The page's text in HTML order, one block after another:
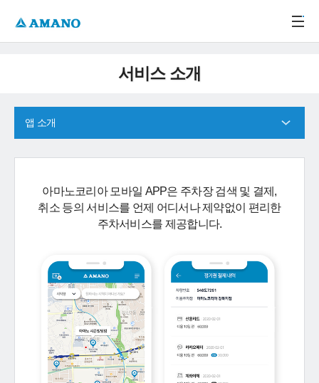
서비스 소개
앱 소개
아마노코리아 모바일 APP은 주차장 검색 및 결제,
취소 등의 서비스를 언제 어디서나 제약없이 편리한
주차서비스를 제공합니다.